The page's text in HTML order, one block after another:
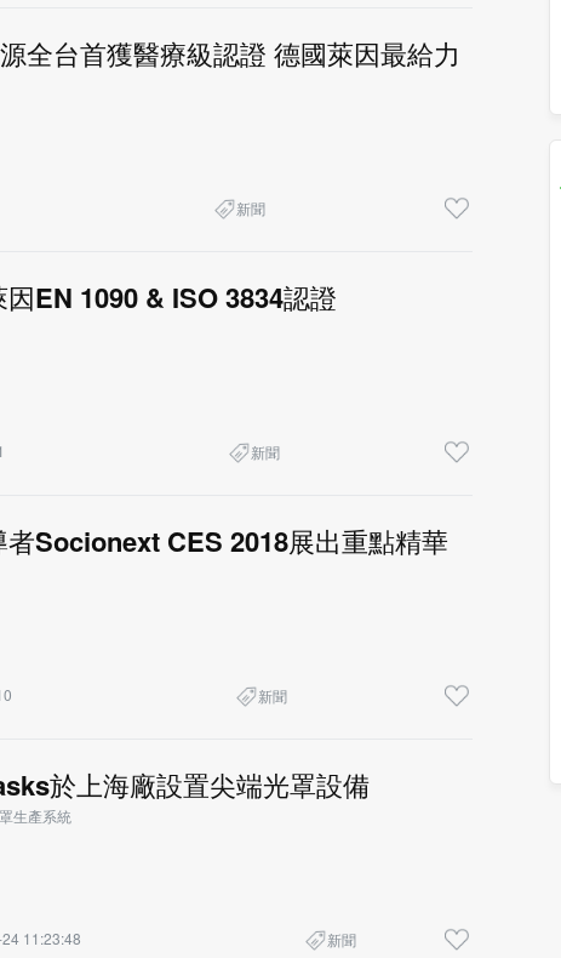
全台首獲醫療級認證 德國萊因最給力
新聞
EN 1090 & ISO 3834認證
新聞
Socionext CES 2018展出重點精華
新聞
於上海廠設置尖端光罩設備
生產系統
11:23:48 新聞